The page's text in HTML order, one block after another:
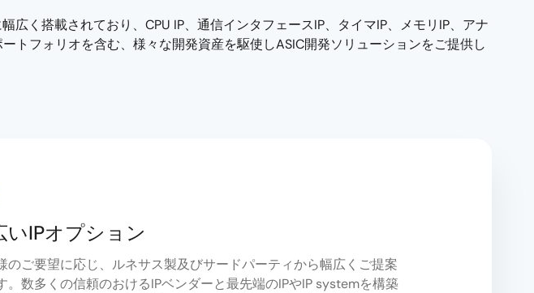
く搭載されており、CPU IP、通信インタフェースIP、タイマIP、メモリIP、アナ
トフォリオを含む、様々な開発資産を駆使しASIC開発ソリューションをご提供し
いIPオプション
のご要望に応じ、ルネサス製及びサードパーティから幅広くご提案
。数多くの信頼のおけるIPベンダーと最先端のIPやIP systemを構築